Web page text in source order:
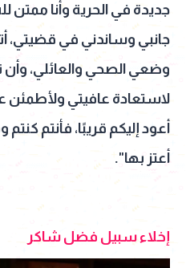
جديدة في الحرية وأنا ممتن
جانبي وساندني في قضيتي،
وضعي الصحي والعائلي،
لاستعادة عافيتي ولأطمئن
أعود إليكم قريبًا، فأنتم كنتم
أعتز بها".
إخلاء سبيل فضل شاكر